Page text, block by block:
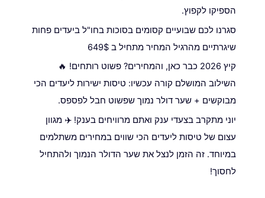
הספיקו לקפוץ.
סגרנו לכם שבועיים קסומים בסוכות בחו"ל ביעדים פחות
שיגרתיים מהרגיל המחיר מתחיל ב 649$
קיץ 2026 כבר כאן, והמחירים? פשוט רותחים! 🔥
השילוב המושלם קורה עכשיו: טיסות ישירות ליעדים הכי
מבוקשים + שער דולר נמוך שפשוט חבל לפספס.
יוני מתקרב בצעדי ענק ואתם מרוויחים בענק! ✈️ מגוון
עצום של טיסות ליעדים הכי שווים במחירים משתלמים
במיוחד. זה הזמן לנצל את שער הדולר הנמוך ולהתחיל
לחסוך!